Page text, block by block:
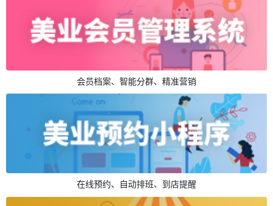
会员档案、智能分群、精准营销
在线预约、自动排班、到店提醒